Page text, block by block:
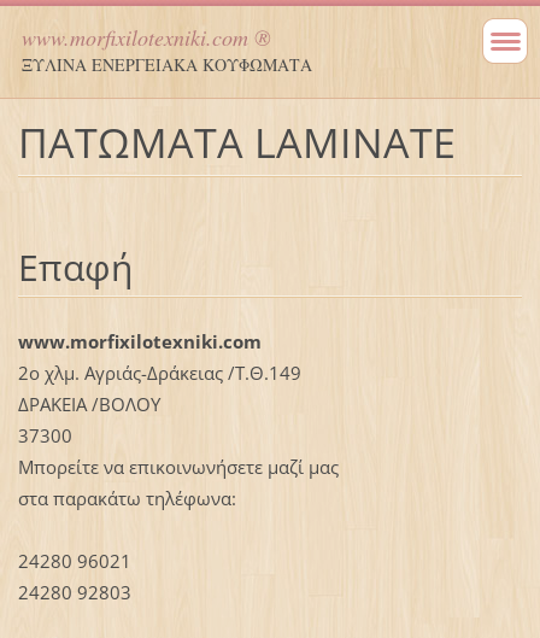
www.morfixilotexniki.com ®
ΞΥΛΙΝΑ ΕΝΕΡΓΕΙΑΚΑ ΚΟΥΦΩΜΑΤΑ
ΠΑΤΩΜΑΤΑ LAMINATE
Επαφή
www.morfixilotexniki.com
2ο χλμ. Αγριάς-Δράκειας /Τ.Θ.149
ΔΡΑΚΕΙΑ /ΒΟΛΟΥ
37300
Μπορείτε να επικοινωνήσετε μαζί μας
στα παρακάτω τηλέφωνα:
24280 96021
24280 92803